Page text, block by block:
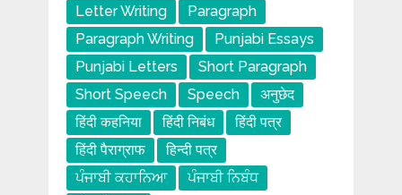
Letter Writing
Paragraph
Paragraph Writing
Punjabi Essays
Punjabi Letters
Short Paragraph
Short Speech
Speech
अनुछेद
हिंदी कहनिया
हिंदी निबंध
हिंदी पत्र
हिंदी पैराग्राफ
हिन्दी पत्र
ਪੰਜਾਬੀ ਕਹਾਨਿਆ
ਪੰਜਾਬੀ ਨਿਬੰਧ